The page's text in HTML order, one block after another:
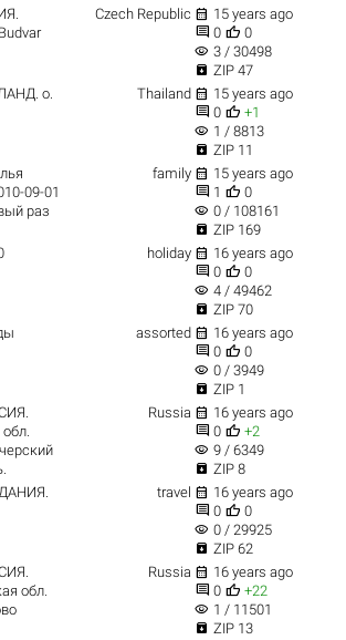
Czech Republic  15 years ago
 0  0
visibility 3 / 30498
 ZIP 47
о.
Thailand  15 years ago
 0  +1
visibility 1 / 8813
 ZIP 11
09-01
раз
family  15 years ago
 1  0
visibility 0 / 108161
 ZIP 169
holiday  16 years ago
 0  0
visibility 4 / 49462
 ZIP 70
assorted  16 years ago
 0  0
visibility 0 / 3949
 ZIP 1
Russia  16 years ago
 0  +2
visibility 9 / 6349
 ZIP 8
travel  16 years ago
 0  0
visibility 0 / 29925
 ZIP 62
обл.
Russia  16 years ago
 0  +22
visibility 1 / 11501
 ZIP 13